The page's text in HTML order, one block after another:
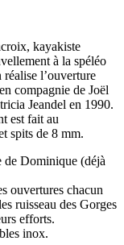
kayakiste
à la spéléo
réalise l’ouverture
compagnie de Joël
Jeandel en 1990.
est fait au
spits de 8 mm.
de Dominique (déjà
ouvertures chacun
ruisseau des Gorges
efforts.
inox.